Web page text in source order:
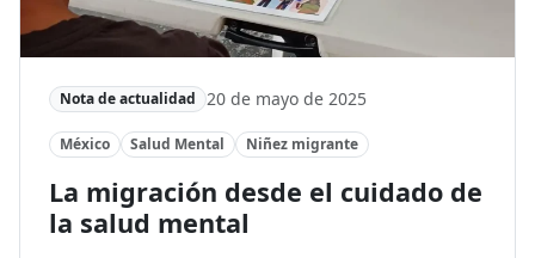
Nota de actualidad 20 de mayo de 2025
México Salud Mental Niñez migrante
La migración desde el cuidado de
la salud mental